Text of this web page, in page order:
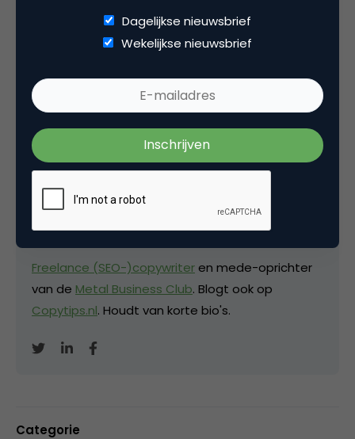
Deel dit artikel
Kopieer link
David Brinks
Eigenaar bijHardcopy
Freelance (SEO-)copywriter en mede-oprichter
van de Metal Business Club. Blogt ook op
Copytips.nl. Houdt van korte bio's.
Categorie
Dagelijkse nieuwsbrief
Wekelijkse nieuwsbrief